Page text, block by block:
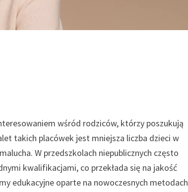
wśród rodziców, którzy poszukują
takich placówek jest mniejsza liczba dzieci w
W przedszkolach niepublicznych często
kwalifikacjami, co przekłada się na jakość
edukacyjne oparte na nowoczesnych metodach